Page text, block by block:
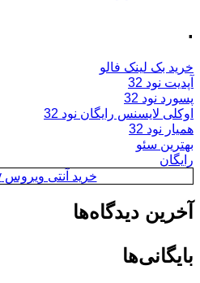
.
خرید بک لینک فالو
آپدیت نود 32
پسورد نود 32
اوکلی لایسنس رایگان نود 32
همیار نود 32
بهترین سئو
رایگان
خرید آنتی ویروس Kaspersky
آخرین دیدگاه‌ها
بایگانی‌ها